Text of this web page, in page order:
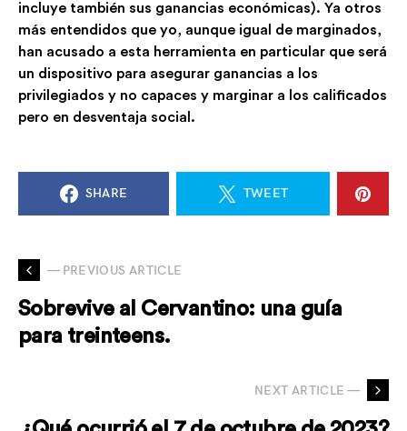
incluye también sus ganancias económicas). Ya otros
más entendidos que yo, aunque igual de marginados,
han acusado a esta herramienta en particular que será
un dispositivo para asegurar ganancias a los
privilegiados y no capaces y marginar a los calificados
pero en desventaja social.
SHARE TWEET
— PREVIOUS ARTICLE
Sobrevive al Cervantino: una guía
para treinteens.
NEXT ARTICLE —